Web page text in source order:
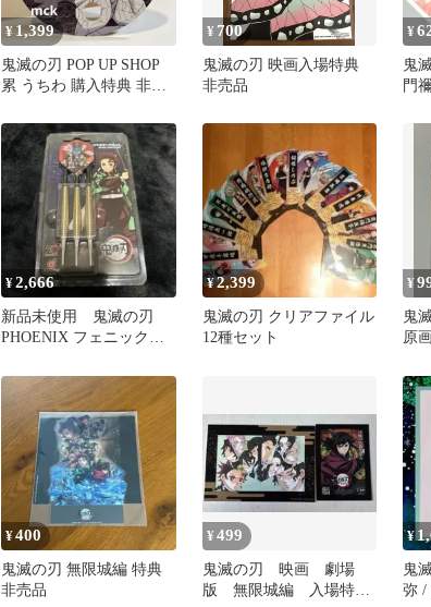
¥1,399
鬼滅の刃 POP UP SHOP
累 うちわ 購入特典 非売
¥ 700
鬼滅の刃 映画入場特典
非売品
¥
鬼
門
¥2,666
新品未使用 鬼滅の刃
PHOENIX フェニック
¥2,399
鬼滅の刃 クリアファイル
12種セット
¥
鬼
原
¥400
鬼滅の刃 無限城編 特典
非売品
¥499
鬼滅の刃 映画 劇場
版 無限城編 入場特
¥
鬼
弥 /